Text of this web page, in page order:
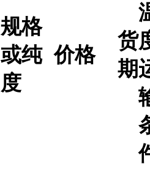
规格
或纯
度
价格
货
期